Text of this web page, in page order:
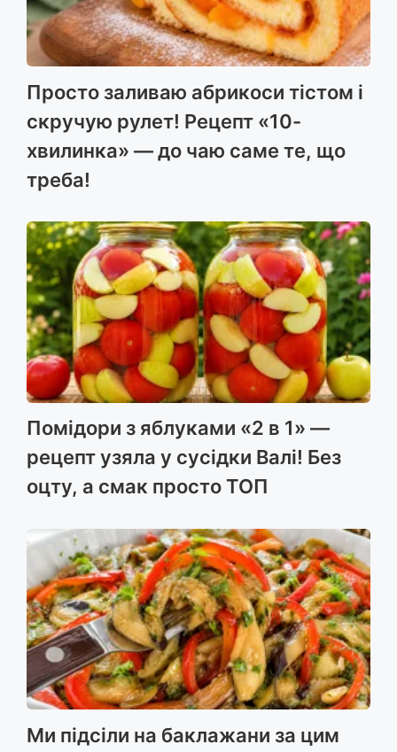
Просто заливаю абрикоси тістом і
скручую рулет! Рецепт «10-
хвилинка» — до чаю саме те, що
треба!
Помідори з яблуками «2 в 1» —
рецепт узяла у сусідки Валі! Без
оцту, а смак просто ТОП
Ми підсіли на баклажани за цим